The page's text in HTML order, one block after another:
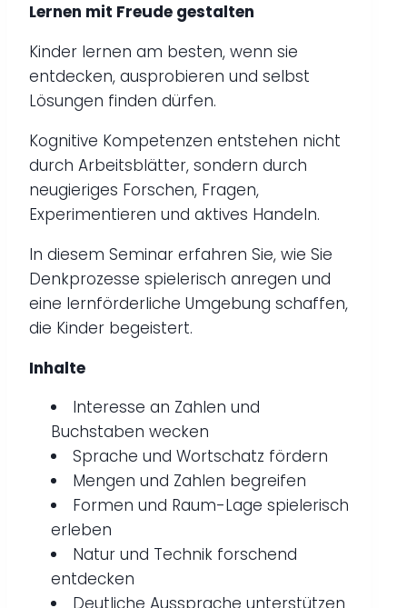
Lernen mit Freude gestalten
Kinder lernen am besten, wenn sie
entdecken, ausprobieren und selbst
Lösungen finden dürfen.
Kognitive Kompetenzen entstehen nicht
durch Arbeitsblätter, sondern durch
neugieriges Forschen, Fragen,
Experimentieren und aktives Handeln.
In diesem Seminar erfahren Sie, wie Sie
Denkprozesse spielerisch anregen und
eine lernförderliche Umgebung schaffen,
die Kinder begeistert.
Inhalte
Interesse an Zahlen und
Buchstaben wecken
Sprache und Wortschatz fördern
Mengen und Zahlen begreifen
Formen und Raum-Lage spielerisch
erleben
Natur und Technik forschend
entdecken
Deutliche Aussprache unterstützen